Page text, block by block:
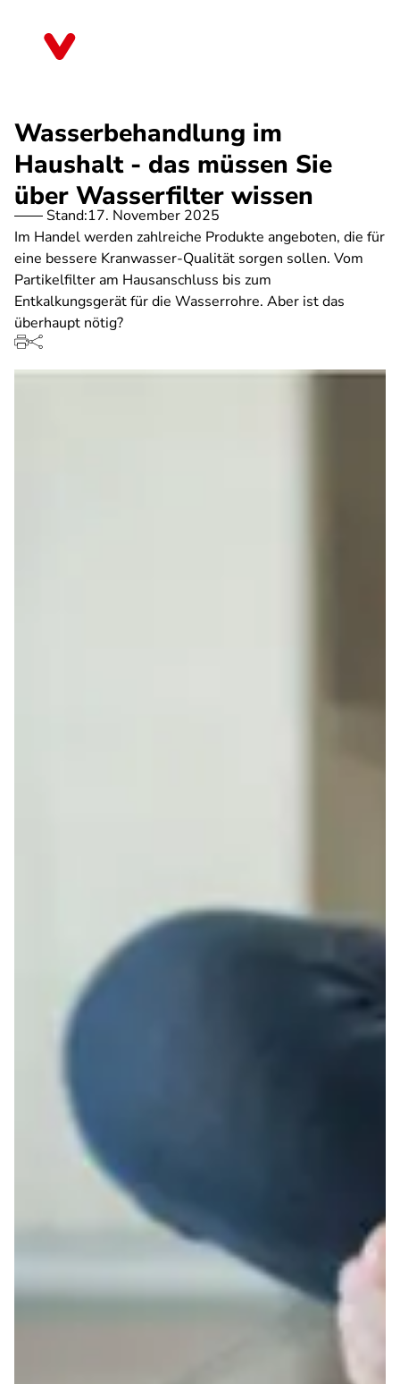
Wasserbehandlung im
Haushalt - das müssen Sie
über Wasserfilter wissen
Stand:17. November 2025
Im Handel werden zahlreiche Produkte angeboten, die für
eine bessere Kranwasser-Qualität sorgen sollen. Vom
Partikelfilter am Hausanschluss bis zum
Entkalkungsgerät für die Wasserrohre. Aber ist das
überhaupt nötig?